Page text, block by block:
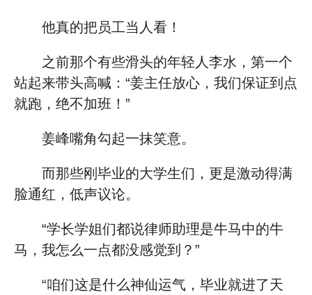
他真的把员工当人看！
之前那个有些滑头的年轻人李水，第一个
站起来带头高喊：“姜主任放心，我们保证到点
就跑，绝不加班！”
姜峰嘴角勾起一抹笑意。
而那些刚毕业的大学生们，更是激动得满
脸通红，低声议论。
“学长学姐们都说律师助理是牛马中的牛
马，我怎么一点都没感觉到？”
“咱们这是什么神仙运气，毕业就进了天